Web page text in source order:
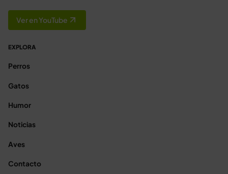
Ver en YouTube
EXPLORA
Perros
Gatos
Humor
Noticias
Aves
Contacto